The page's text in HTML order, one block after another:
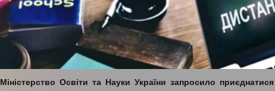
Міністерство Освіти та Науки України запросило